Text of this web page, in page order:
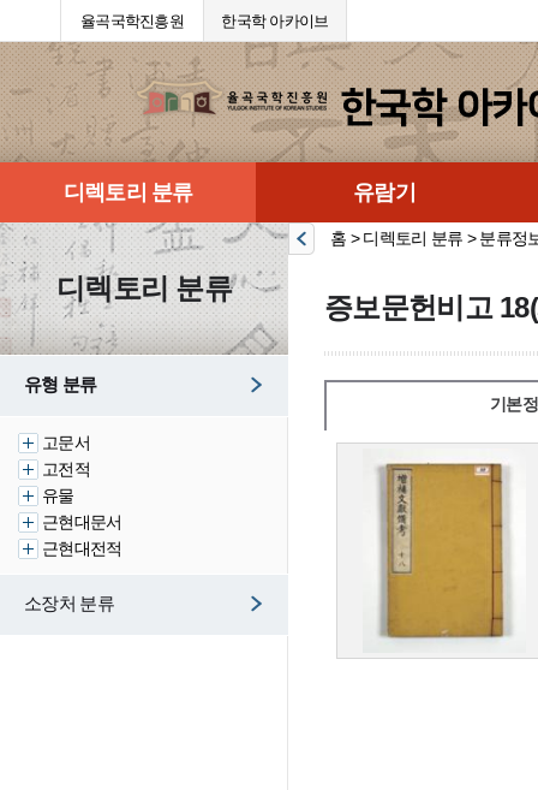
율곡국학진흥원 한국학 아카이브
디렉토리 분류 유람기
디렉토리 분류
유형 분류
고문서
고전적
유물
근현대문서
근현대전적
소장처 분류
홈 > 디렉토리 분류 > 분류정
증보문헌비고
기본